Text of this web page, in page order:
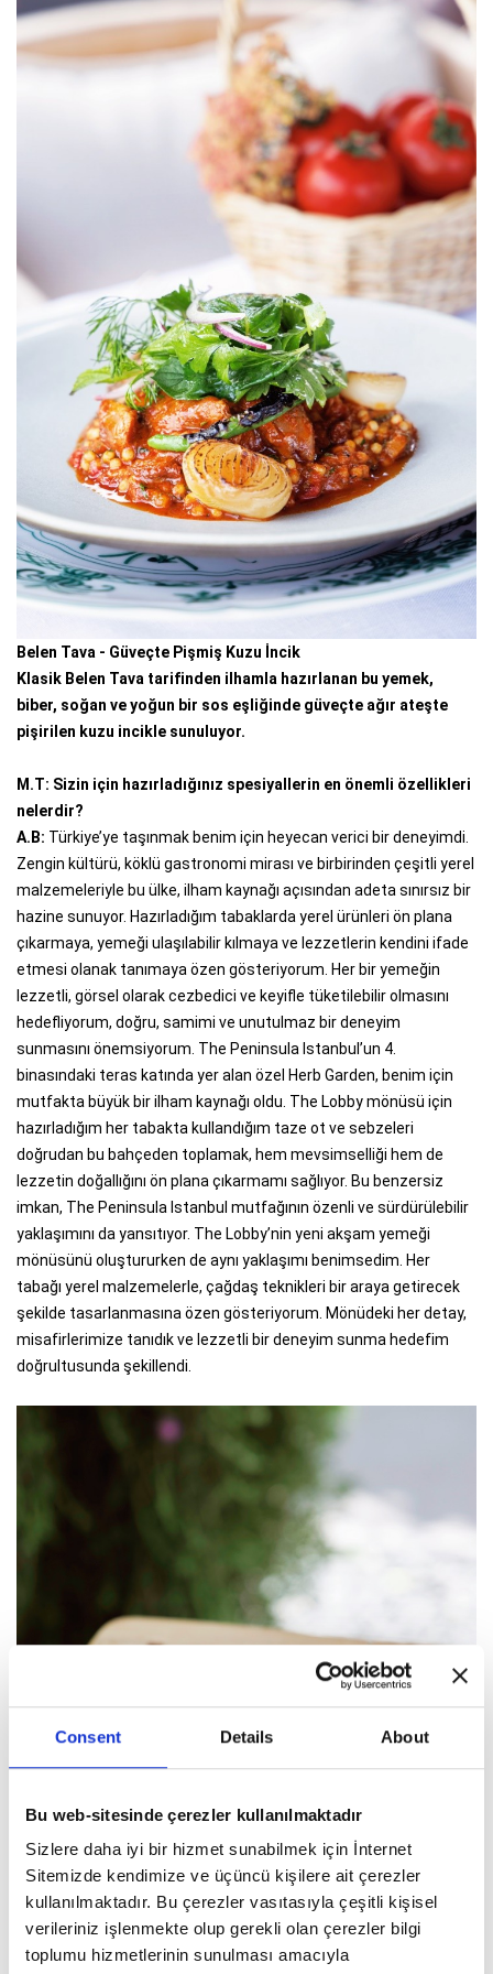
Consent Details About
Bu web-sitesinde çerezler kullanılmaktadır
Sizlere daha iyi bir hizmet sunabilmek için İnternet
Sitemizde kendimize ve üçüncü kişilere ait çerezler
kullanılmaktadır. Bu çerezler vasıtasıyla çeşitli kişisel
verileriniz işlenmekte olup gerekli olan çerezler bilgi
toplumu hizmetlerinin sunulması amacıyla
Belen Tava - Güveçte Pişmiş Kuzu İncik
Klasik Belen Tava tarifinden ilhamla hazırlanan bu yemek,
biber, soğan ve yoğun bir sos eşliğinde güveçte ağır ateşte
pişirilen kuzu incikle sunuluyor.
M.T: Sizin için hazırladığınız spesiyallerin en önemli özellikleri
nelerdir?
A.B: Türkiye’ye taşınmak benim için heyecan verici bir deneyimdi.
Zengin kültürü, köklü gastronomi mirası ve birbirinden çeşitli yerel
malzemeleriyle bu ülke, ilham kaynağı açısından adeta sınırsız bir
hazine sunuyor. Hazırladığım tabaklarda yerel ürünleri ön plana
çıkarmaya, yemeği ulaşılabilir kılmaya ve lezzetlerin kendini ifade
etmesi olanak tanımaya özen gösteriyorum. Her bir yemeğin
lezzetli, görsel olarak cezbedici ve keyifle tüketilebilir olmasını
hedefliyorum, doğru, samimi ve unutulmaz bir deneyim
sunmasını önemsiyorum. The Peninsula Istanbul’un 4.
binasındaki teras katında yer alan özel Herb Garden, benim için
mutfakta büyük bir ilham kaynağı oldu. The Lobby mönüsü için
hazırladığım her tabakta kullandığım taze ot ve sebzeleri
doğrudan bu bahçeden toplamak, hem mevsimselliği hem de
lezzetin doğallığını ön plana çıkarmamı sağlıyor. Bu benzersiz
imkan, The Peninsula Istanbul mutfağının özenli ve sürdürülebilir
yaklaşımını da yansıtıyor. The Lobby’nin yeni akşam yemeği
mönüsünü oluştururken de aynı yaklaşımı benimsedim. Her
tabağı yerel malzemelerle, çağdaş teknikleri bir araya getirecek
şekilde tasarlanmasına özen gösteriyorum. Mönüdeki her detay,
misafirlerimize tanıdık ve lezzetli bir deneyim sunma hedefim
doğrultusunda şekillendi.